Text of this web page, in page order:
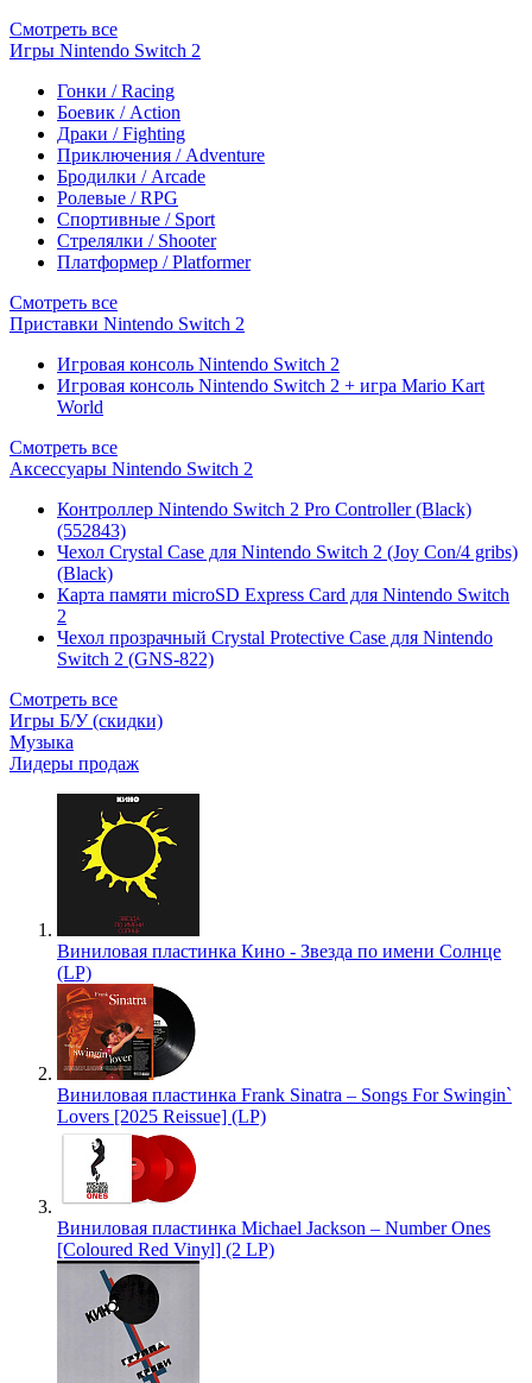
Смотреть все
Игры Nintendo Switch 2
Гонки / Racing
Боевик / Action
Драки / Fighting
Приключения / Adventure
Бродилки / Arcade
Ролевые / RPG
Спортивные / Sport
Стрелялки / Shooter
Платформер / Platformer
Смотреть все
Приставки Nintendo Switch 2
Игровая консоль Nintendo Switch 2
Игровая консоль Nintendo Switch 2 + игра Mario Kart
World
Смотреть все
Аксессуары Nintendo Switch 2
Контроллер Nintendo Switch 2 Pro Controller (Black)
(552843)
Чехол Сrystal Сase для Nintendo Switch 2 (Joy Con/4 gribs)
(Black)
Карта памяти microSD Express Card для Nintendo Switch
2
Чехол прозрачный Crystal Protective Case для Nintendo
Switch 2 (GNS-822)
Смотреть все
Игры Б/У (скидки)
Музыка
Лидеры продаж
Виниловая пластинка Кино - Звезда по имени Солнце
(LP)
Виниловая пластинка Frank Sinatra – Songs For Swingin`
Lovers [2025 Reissue] (LP)
Виниловая пластинка Michael Jackson – Number Ones
[Coloured Red Vinyl] (2 LP)